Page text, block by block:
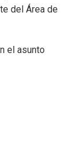
del Área de
el asunto